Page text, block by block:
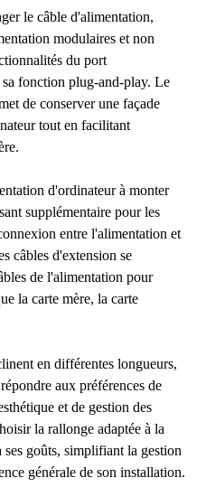
le câble d'alimentation,
modulaires et non
du port
fonction plug-and-play. Le
de conserver une façade
tout en facilitant
d'ordinateur à monter
supplémentaire pour les
entre l'alimentation et
câbles d'extension se
de l'alimentation pour
la carte mère, la carte
en différentes longueurs,
aux préférences de
et de gestion des
la rallonge adaptée à la
goûts, simplifiant la gestion
générale de son installation.